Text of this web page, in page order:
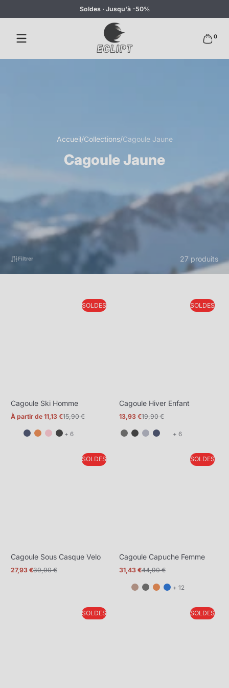
Soldes · Jusqu'à -50%
0
Accueil Collections Cagoule Jaune
Cagoule Jaune
Filtrer 27 produits
SOLDES
Cagoule Ski Homme
Prix
À partir de 11,13 €
Prix
15,90 €
+ 6et
plus
SOLDES
Cagoule Hiver Enfant
Prix
13,93 €
Prix
19,90 €
+ 6et
plus
SOLDES
Cagoule Sous Casque Velo
Prix
27,93 €
Prix
39,90 €
SOLDES
Cagoule Capuche Femme
Prix
31,43 €
Prix
44,90 €
+ 12et
plus
SOLDES SOLDES